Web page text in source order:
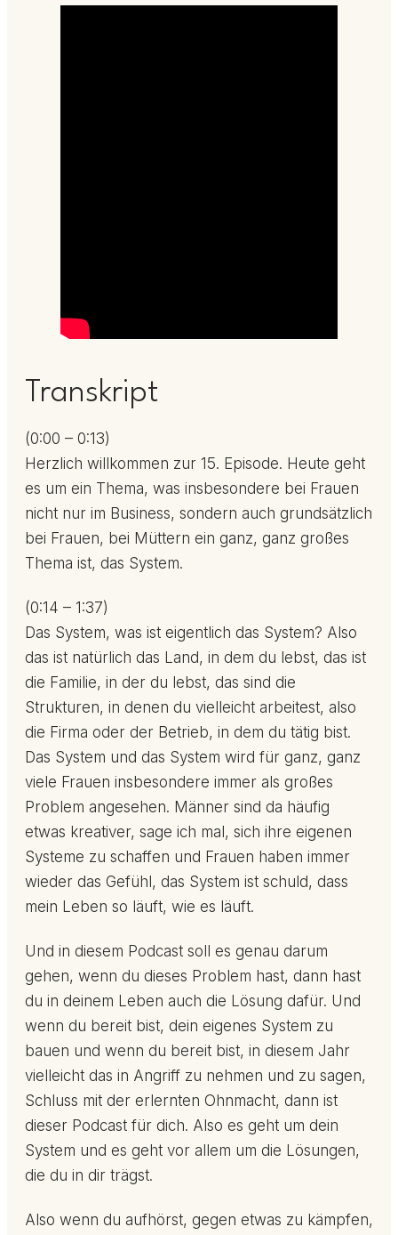
Transkript
(0:00 – 0:13)
Herzlich willkommen zur 15. Episode. Heute geht
es um ein Thema, was insbesondere bei Frauen
nicht nur im Business, sondern auch grundsätzlich
bei Frauen, bei Müttern ein ganz, ganz großes
Thema ist, das System.
(0:14 – 1:37)
Das System, was ist eigentlich das System? Also
das ist natürlich das Land, in dem du lebst, das ist
die Familie, in der du lebst, das sind die
Strukturen, in denen du vielleicht arbeitest, also
die Firma oder der Betrieb, in dem du tätig bist.
Das System und das System wird für ganz, ganz
viele Frauen insbesondere immer als großes
Problem angesehen. Männer sind da häufig
etwas kreativer, sage ich mal, sich ihre eigenen
Systeme zu schaffen und Frauen haben immer
wieder das Gefühl, das System ist schuld, dass
mein Leben so läuft, wie es läuft.
Und in diesem Podcast soll es genau darum
gehen, wenn du dieses Problem hast, dann hast
du in deinem Leben auch die Lösung dafür. Und
wenn du bereit bist, dein eigenes System zu
bauen und wenn du bereit bist, in diesem Jahr
vielleicht das in Angriff zu nehmen und zu sagen,
Schluss mit der erlernten Ohnmacht, dann ist
dieser Podcast für dich. Also es geht um dein
System und es geht vor allem um die Lösungen,
die du in dir trägst.
Also wenn du aufhörst, gegen etwas zu kämpfen,